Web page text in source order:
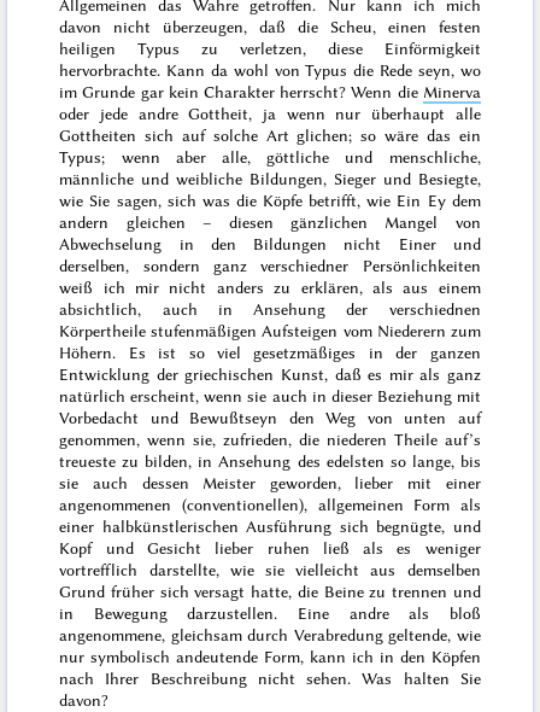
Allgemeinen das Wahre getroffen. Nur kann ich mich
davon nicht überzeugen, daß die Scheu, einen festen
heiligen Typus zu verletzen, diese Einförmigkeit
hervorbrachte. Kann da wohl von Typus die Rede seyn, wo
im Grunde gar kein Charakter herrscht? Wenn die Minerva
oder jede andre Gottheit, ja wenn nur überhaupt alle
Gottheiten sich auf solche Art glichen; so wäre das ein
Typus; wenn aber alle, göttliche und menschliche,
männliche und weibliche Bildungen, Sieger und Besiegte,
wie Sie sagen, sich was die Köpfe betrifft, wie Ein Ey dem
andern gleichen – diesen gänzlichen Mangel von
Abwechselung in den Bildungen nicht Einerund
derselben, sondern ganz verschiedner Persönlichkeiten
weiß ich mir nicht anders zu erklären, als aus einem
absichtlich, auch in Ansehung der verschiednen
Körpertheile stufenmäßigen Aufsteigen vom Niederern zum
Höhern. Es ist so viel gesetzmäßiges in der ganzen
Entwicklung der griechischen Kunst, daß es mir als ganz
natürlich erscheint, wenn sie auch in dieser Beziehung mit
Vorbedacht und Bewußtseyn den Weg von unten auf
genommen, wenn sie, zufrieden, die niederen Theile auf’s
treueste zu bilden, in Ansehung des edelsten so lange, bis
sie auch dessen Meister geworden, lieber mit einer
angenommenen (conventionellen), allgemeinen Form als
einer halbkünstlerischen Ausführung sich begnügte, und
Kopf und Gesicht lieber ruhen ließ als es weniger
vortrefflich darstellte, wie sie vielleicht aus demselben
Grund früher sich versagt hatte, die Beine zu trennen und
in Bewegung darzustellen. Eine andre als bloß
angenommene, gleichsam durch Verabredung geltende, wie
nur symbolisch andeutende Form, kann ich in den Köpfen
nach Ihrer Beschreibung nicht sehen. Was halten Sie
davon?